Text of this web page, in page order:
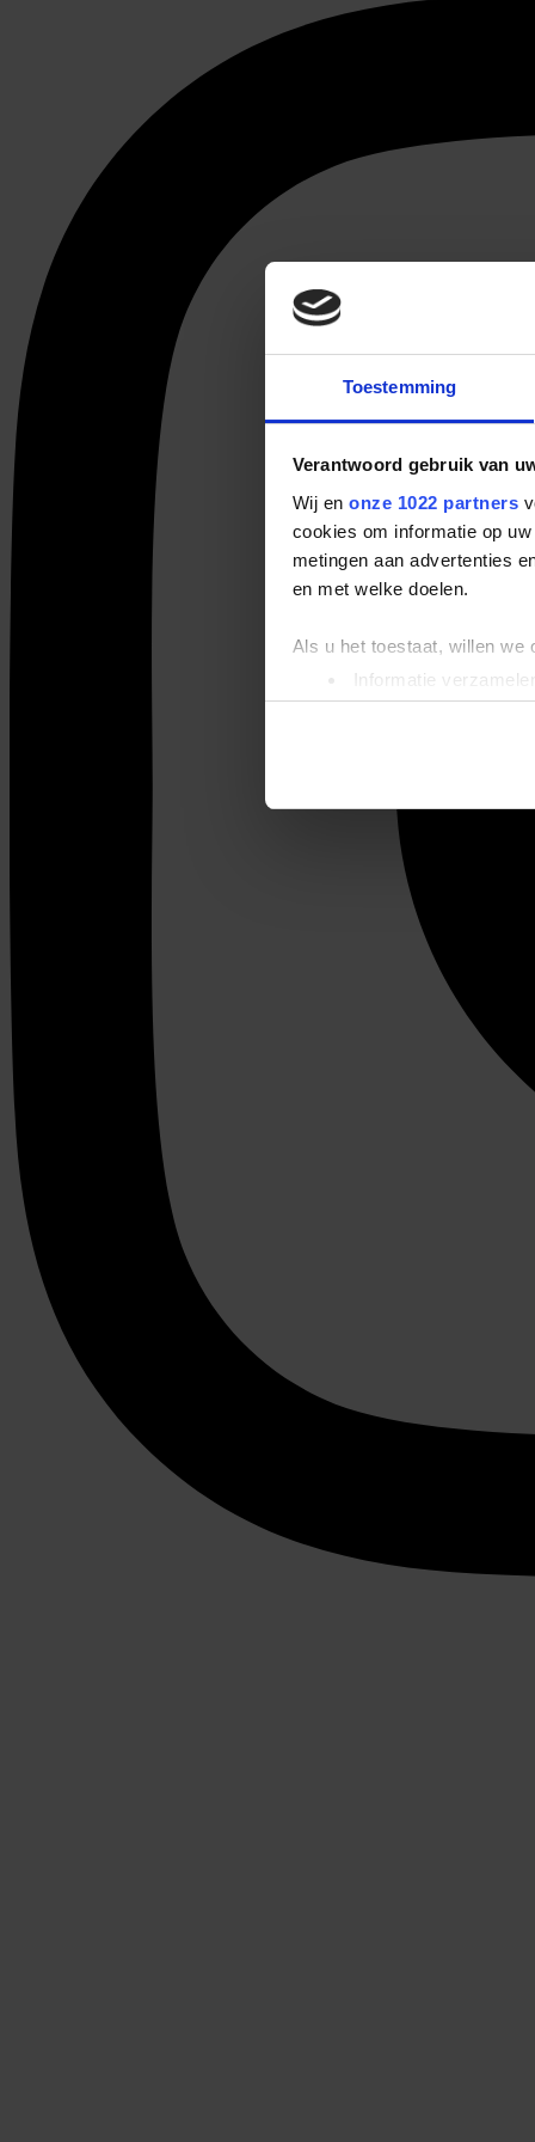
Toestemming
Verantwoord gebruik van
Wij en onze 1022 partners
cookies om informatie op
metingen aan advertenties
en met welke doelen.
Als u het toestaat, willen we
Informatie
Uw apparaat
Lees meer over hoe uw
We gebruiken cookies om
websiteverkeer te
media, adverteren en
verstrekt of die ze hebben